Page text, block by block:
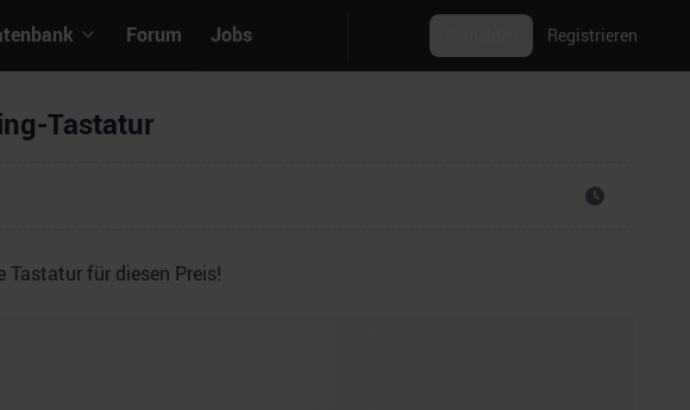
Forum Jobs Registrieren
Tastatur
für diesen Preis!